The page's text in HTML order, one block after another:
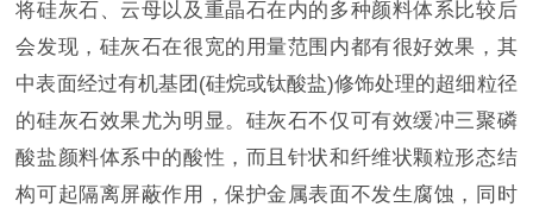
将硅灰石、云母以及重晶石在内的多种颜料体系比较后
会发现，硅灰石在很宽的用量范围内都有很好效果，其
中表面经过有机基团(硅烷或钛酸盐)修饰处理的超细粒径
的硅灰石效果尤为明显。硅灰石不仅可有效缓冲三聚磷
酸盐颜料体系中的酸性，而且针状和纤维状颗粒形态结
构可起隔离屏蔽作用，保护金属表面不发生腐蚀，同时